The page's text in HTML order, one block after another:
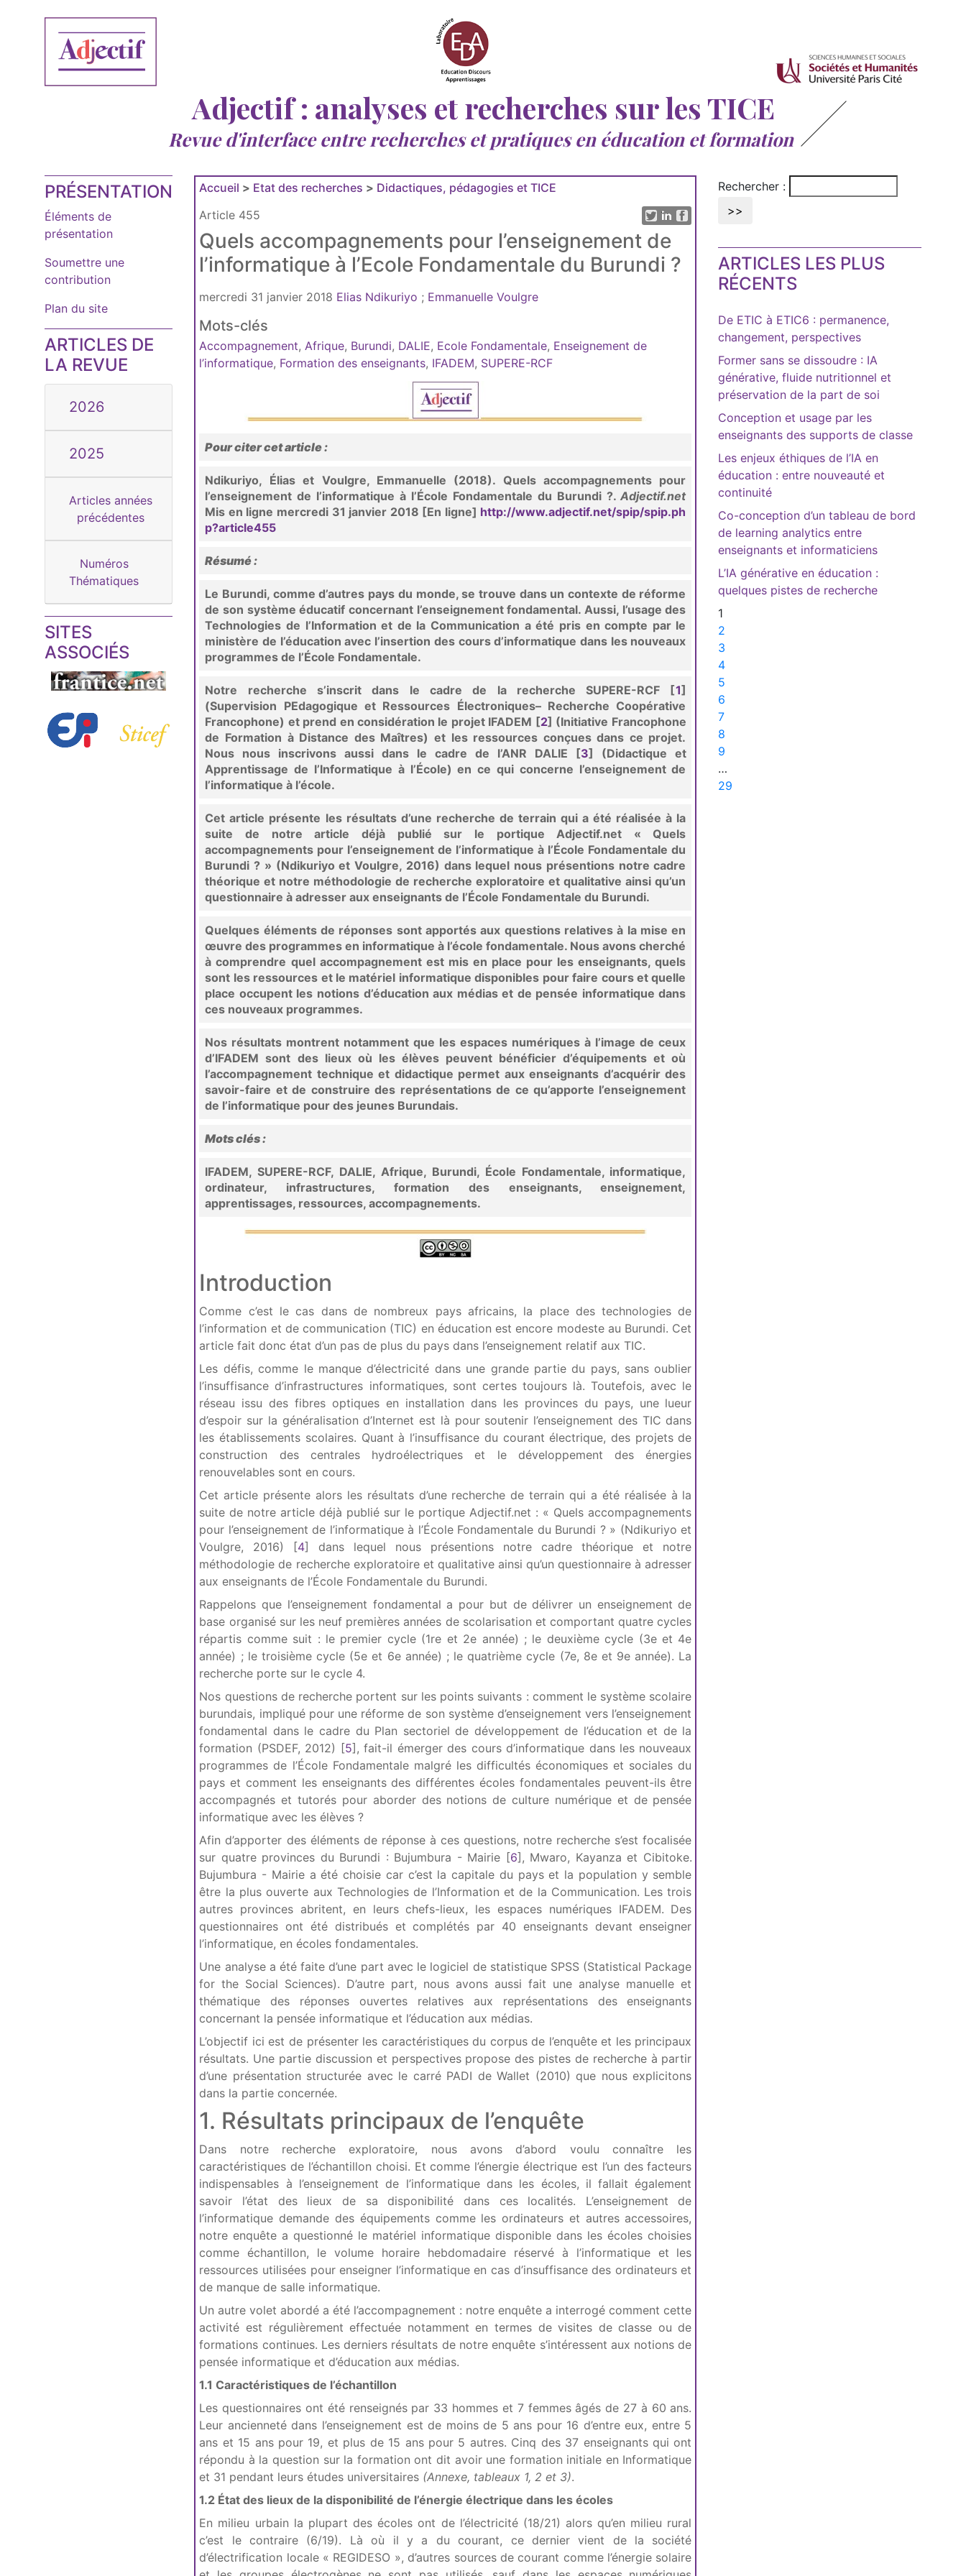
Adjectif : analyses et recherches sur les TICE
Revue d'interface entre recherches et pratiques en éducation et formation
PRÉSENTATION
Éléments de
présentation
Soumettre une
contribution
Plan du site
ARTICLES DE
LA REVUE
2026
2025
Articles années
précédentes
Numéros
Thématiques
SITES
ASSOCIÉS
Accueil > Etat des recherches > Didactiques, pédagogies et TICE
Article 455
Quels accompagnements pour l’enseignement de
l’informatique à l’Ecole Fondamentale du Burundi ?
mercredi 31 janvier 2018 Elias Ndikuriyo ; Emmanuelle Voulgre
Mots-clés
Accompagnement,Afrique, Burundi, DALIE, Ecole Fondamentale, Enseignement de
l’informatique, Formation des enseignants, IFADEM, SUPERE-RCF
Pour citer cet article :
Ndikuriyo, Élias et Voulgre, Emmanuelle (2018). Quels accompagnements pour
l’enseignement de l’informatique à l’École Fondamentale du Burundi ?.Adjectif.net
Mis en ligne mercredi 31 janvier 2018 [En ligne] http://www.adjectif.net/spip/spip.ph
p?article455
Résumé :
Le Burundi, comme d’autres pays du monde, se trouve dans un contexte de réforme
de son système éducatif concernant l’enseignement fondamental. Aussi, l’usage des
Technologies de l’Information et de la Communication a été pris en compte par le
ministère de l’éducation avec l’insertion des cours d’informatique dans les nouveaux
programmes de l’École Fondamentale.
Notre recherche s’inscrit dans le cadre de la recherche SUPERE-RCF [1]
(Supervision PEdagogique et Ressources Électroniques– Recherche Coopérative
Francophone) et prend en considération le projet IFADEM [2] (Initiative Francophone
de Formation à Distance des Maîtres) et les ressources conçues dans ce projet.
Nous nous inscrivons aussi dans le cadre de l’ANR DALIE [3]
(Didactique et
Apprentissage de l’Informatique à l’École) en ce qui concerne l’enseignement de
l’informatique à l’école.
Cet article présente les résultats d’une recherche de terrain qui a été réalisée à la
suite de notre article déjà publié sur le portique Adjectif.net « Quels
accompagnements pour l’enseignement de l’informatique à l’École Fondamentale du
Burundi ? » (Ndikuriyo et Voulgre, 2016) dans lequel nous présentions notre cadre
théorique et notre méthodologie de recherche exploratoire et qualitative ainsi qu’un
questionnaire à adresser aux enseignants de l’École Fondamentale du Burundi.
Quelques éléments de réponses sont apportés aux questions relatives à la mise en
œuvre des programmes en informatique à l’école fondamentale. Nous avons cherché
à comprendre quel accompagnement est mis en place pour les enseignants, quels
sont les ressources et le matériel informatique disponibles pour faire cours et quelle
place occupent les notions d’éducation aux médias et de pensée informatique dans
ces nouveaux programmes.
Nos résultats montrent notamment que les espaces numériques à l’image de ceux
d’IFADEM sont des lieux où les élèves peuvent bénéficier d’équipements et où
l’accompagnement technique et didactique permet aux enseignants d’acquérir des
savoir-faire et de construire des représentations de ce qu’apporte l’enseignement
de l’informatique pour des jeunes Burundais.
Mots clés :
IFADEM, SUPERE-RCF, DALIE, Afrique, Burundi, École Fondamentale, informatique,
ordinateur, infrastructures, formation des enseignants, enseignement,
apprentissages, ressources, accompagnements.
Introduction
Comme c’est le cas dans de nombreux pays africains, la place des technologies de
l’information et de communication (TIC) en éducation est encore modeste au Burundi. Cet
article fait donc état d’un pas de plus du pays dans l’enseignement relatif aux TIC.
Les défis, comme le manque d’électricité dans une grande partie du pays, sans oublier
l’insuffisance d’infrastructures informatiques, sont certes toujours là. Toutefois, avec le
réseau issu des fibres optiques en installation dans les provinces du pays, une lueur
d’espoir sur la généralisation d’Internet est là pour soutenir l’enseignement des TIC dans
les établissements scolaires. Quant à l’insuffisance du courant électrique, des projets de
construction des centrales hydroélectriques et le développement des énergies
renouvelables sont en cours.
Cet article présente alors les résultats d’une recherche de terrain qui a été réalisée à la
suite de notre article déjà publié sur le portique Adjectif.net : « Quels accompagnements
pour l’enseignement de l’informatique à l’École Fondamentale du Burundi ? » (Ndikuriyo et
Voulgre, 2016)
[4]
dans lequel nous présentions notre cadre théorique et notre
méthodologie de recherche exploratoire et qualitative ainsi qu’un questionnaire à adresser
aux enseignants de l’École Fondamentale du Burundi.
Rappelons que l’enseignement fondamental a pour but de délivrer un enseignement de
base organisé sur les neuf premières années de scolarisation et comportant quatre cycles
répartis comme suit : le premier cycle (1re et 2e année) ; le deuxième cycle (3e et 4e
année) ; le troisième cycle (5e et 6e année) ; le quatrième cycle (7e, 8e et 9e année). La
recherche porte sur le cycle 4.
Nos questions de recherche portent sur les points suivants : comment le système scolaire
burundais, impliqué pour une réforme de son système d’enseignement vers l’enseignement
fondamental dans le cadre du Plan sectoriel de développement de l’éducation et de la
formation (PSDEF, 2012) [5] , fait-il émerger des cours d’informatique dans les nouveaux
programmes de l’École Fondamentale malgré les difficultés économiques et sociales du
pays et comment les enseignants des différentes écoles fondamentales peuvent-ils être
accompagnés et tutorés pour aborder des notions de culture numérique et de pensée
informatique avec les élèves ?
Afin d’apporter des éléments de réponse à ces questions, notre recherche s’est focalisée
sur quatre provinces du Burundi : Bujumbura - Mairie [6] , Mwaro, Kayanza et Cibitoke.
Bujumbura - Mairie a été choisie car c’est la capitale du pays et la population y semble
être la plus ouverte aux Technologies de l’Information et de la Communication. Les trois
autres provinces abritent, en leurs chefs-lieux, les espaces numériques IFADEM. Des
questionnaires ont été distribués et complétés par 40 enseignants devant enseigner
l’informatique, en écoles fondamentales.
Une analyse a été faite d’une part avec le logiciel de statistique SPSS (Statistical Package
for the Social Sciences). D’autre part, nous avons aussi fait une analyse manuelle et
thématique des réponses ouvertes relatives aux représentations des enseignants
concernant la pensée informatique et l’éducation aux médias.
L’objectif ici est de présenter les caractéristiques du corpus de l’enquête et les principaux
résultats. Une partie discussion et perspectives propose des pistes de recherche à partir
d’une présentation structurée avec le carré PADI de Wallet (2010) que nous explicitons
dans la partie concernée.
1. Résultats principaux de l’enquête
Dans notre recherche exploratoire, nous avons d’abord voulu connaître les
caractéristiques de l’échantillon choisi. Et comme l’énergie électrique est l’un des facteurs
indispensables à l’enseignement de l’informatique dans les écoles, il fallait également
savoir l’état des lieux de sa disponibilité dans ces localités. L’enseignement de
l’informatique demande des équipements comme les ordinateurs et autres accessoires,
notre enquête a questionné le matériel informatique disponible dans les écoles choisies
comme échantillon, le volume horaire hebdomadaire réservé à l’informatique et les
ressources utilisées pour enseigner l’informatique en cas d’insuffisance des ordinateurs et
de manque de salle informatique.
Un autre volet abordé a été l’accompagnement : notre enquête a interrogé comment cette
activité est régulièrement effectuée notamment en termes de visites de classe ou de
formations continues. Les derniers résultats de notre enquête s’intéressent aux notions de
pensée informatique et d’éducation aux médias.
1.1 Caractéristiques de l’échantillon
Les questionnaires ont été renseignés par 33 hommes et 7 femmes âgés de 27 à 60 ans.
Leur ancienneté dans l’enseignement est de moins de 5 ans pour 16 d’entre eux, entre 5
ans et 15 ans pour 19, et plus de 15 ans pour 5 autres. Cinq des 37 enseignants qui ont
répondu à la question sur la formation ont dit avoir une formation initiale en Informatique
et 31 pendant leurs études universitaires (Annexe, tableaux 1, 2 et 3).
1.2 État des lieux de la disponibilité de l’énergie électrique dans les écoles
En milieu urbain la plupart des écoles ont de l’électricité (18/21) alors qu’en milieu rural
c’est le contraire (6/19). Là où il y a du courant, ce dernier vient de la société
d’électrification locale « REGIDESO », d’autres sources de courant comme l’énergie solaire
Rechercher :
ARTICLES LES PLUS
RÉCENTS
De ETIC à ETIC6 : permanence,
changement, perspectives
Former sans se dissoudre : IA
générative, fluide nutritionnel et
préservation de la part de soi
Conception et usage par les
enseignants des supports de classe
Les enjeux éthiques de l’IA en
éducation : entre nouveauté et
continuité
Co-conception d’un tableau de bord
de learning analytics entre
enseignants et informaticiens
L’IA générative en éducation :
quelques pistes de recherche
1
2
3
4
5
6
7
8
9
…
29